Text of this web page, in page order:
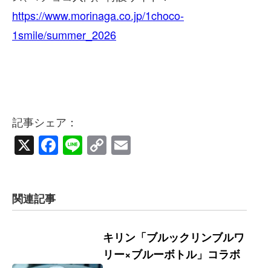
https://www.morinaga.co.jp/1choco-
1smile/summer_2026
記事シェア：
X Facebook
LineCopy
関連記事
キリン「ブルックリンブルワ
リー×ブルーボトル」コラボ